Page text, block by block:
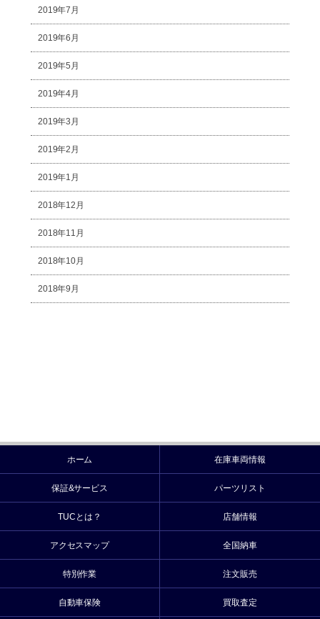
2019年7月
2019年6月
2019年5月
2019年4月
2019年3月
2019年2月
2019年1月
2018年12月
2018年11月
2018年10月
2018年9月
ホーム 在庫車両情報
保証&サービス パーツリスト
TUCとは？ 店舗情報
アクセスマップ 全国納車
特別作業 注文販売
自動車保険 買取査定